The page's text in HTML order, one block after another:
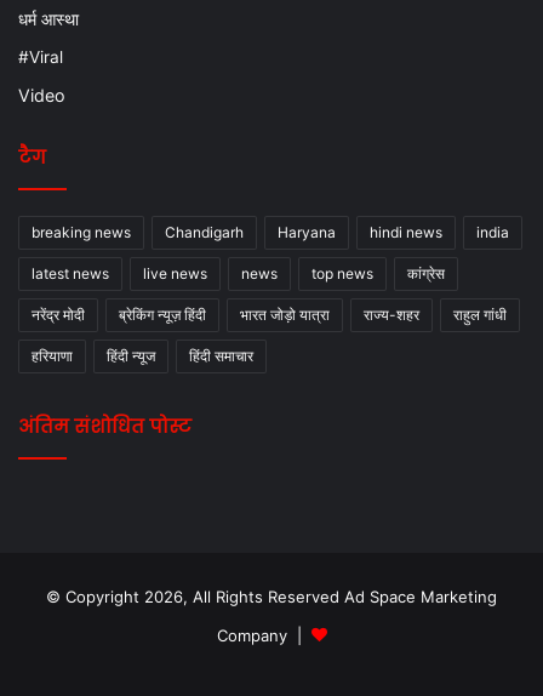
धर्म आस्था
#Viral
Video
टैग
breaking news Chandigarh Haryana hindi news india
latest news live news news top news कांग्रेस
नरेंद्र मोदी ब्रेकिंग न्यूज़ हिंदी भारत जोड़ो यात्रा राज्य-शहर राहुल गांधी
हरियाणा हिंदी न्यूज हिंदी समाचार
अंतिम संशोधित पोस्ट
© Copyright 2026, All Rights Reserved Ad Space Marketing
Company |